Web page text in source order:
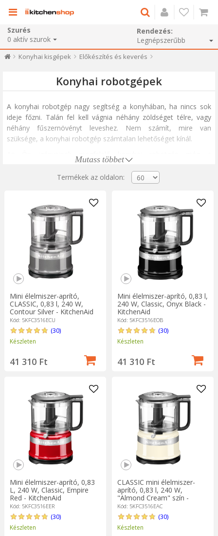
Szurés
0 aktív szurok
Rendezés:
Konyhai kisgépek Előkészítés és keverés
Konyhai robotgépek
A konyhai robotgép nagy segítség a konyhában, ha nincs sok
ideje főzni. Talán fel kell vágnia néhány zöldséget télre, vagy
néhány fűszernövényt leveshez. Nem számít, mire van
szüksége, a konyhai robotgép számtalan lehetőséget kínál.
hamburgerekhez való tészták vagy keverékek elkészítésében is
segíthet. Az olyan konyhai robotgép
, mint a KitchenAid vagy a
Magimix, a klasszikus konyhában, de az ételkedvelők
konyhájában is hasznos, mert lerövidítik az időt és növelik az
elkészíthető, aprítható vagy keverhető ételek mennyiségét.
Mivel minden konyhai robotgéphez könnyen használható és
eltávolítható tartozékok tartoznak, a gyors újrahasználat
érdekében folyó hideg víz alatt tisztíthatók. A konyhai robotgép
könnyen használható és tárolható, nem foglal sok helyet, és
mivel széles modell- és színválasztékban kapható, bárki számára
elérhető.
Mutass többet
Termékek az oldalon:
Mini élelmiszer-aprító,
CLASSIC, 0,83 l, 240 W,
Contour Silver - KitchenAid
Kód: 5KFC3516ECU
(30)
Készleten
41 310 Ft
Mini élelmiszer-aprító, 0,83 l,
240 W, Classic, Onyx Black -
KitchenAid
Kód: 5KFC3516EOB
(30)
Készleten
41 310 Ft
Mini élelmiszer-aprító, 0,83
L, 240 W, Classic, Empire
Red - KitchenAid
Kód: 5KFC3516EER
(30)
Készleten
CLASSIC mini élelmiszer-
aprító, 0,83 l, 240 W,
"Almond Cream" szín -
KitchenAid márka
Kód: 5KFC3516EAC
(30)
Készleten